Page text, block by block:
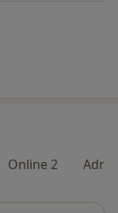
Online 2